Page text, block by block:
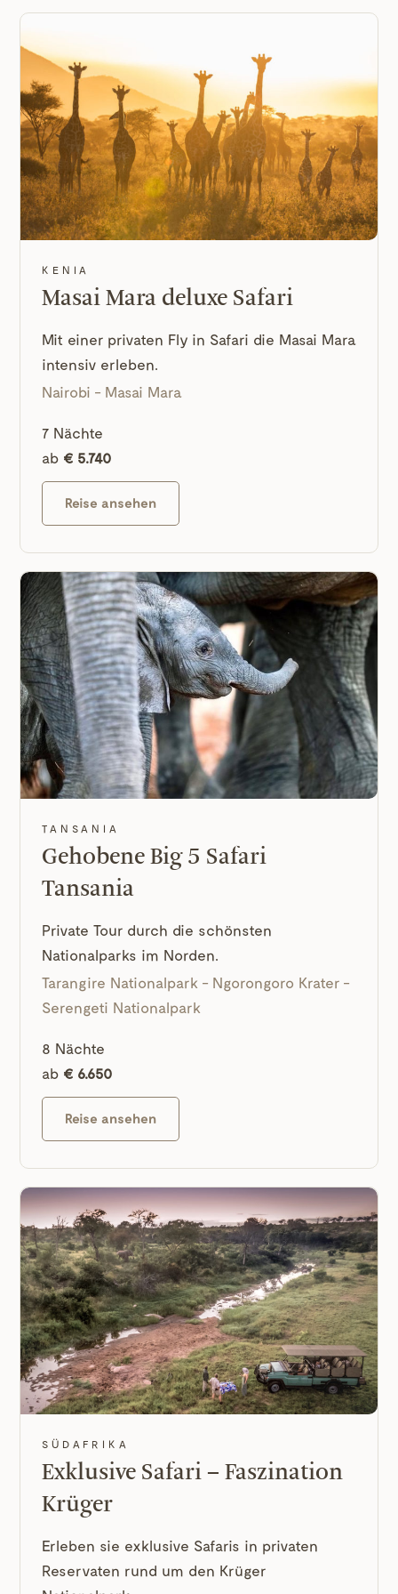
KENIA
Masai Mara deluxe Safari
Mit einer privaten Fly in Safari die Masai Mara
intensiv erleben.
Nairobi - Masai Mara
7 Nächte
ab € 5.740
Reise ansehen
TANSANIA
Gehobene Big 5 Safari
Tansania
Private Tour durch die schönsten
Nationalparks im Norden.
Tarangire Nationalpark - Ngorongoro Krater -
Serengeti Nationalpark
8 Nächte
ab € 6.650
Reise ansehen
SÜDAFRIKA
Exklusive Safari – Faszination
Krüger
Erleben sie exklusive Safaris in privaten
Reservaten rund um den Krüger